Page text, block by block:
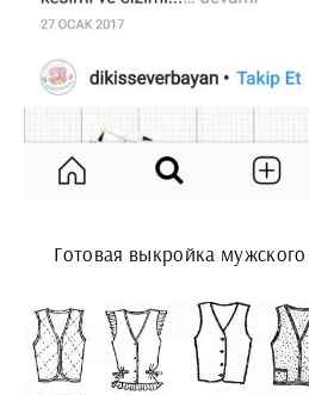
Готовая выкройка